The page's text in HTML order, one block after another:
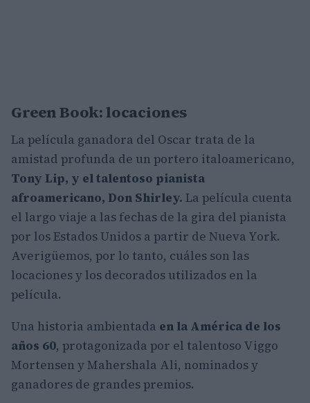
Green Book: locaciones
La película ganadora del Oscar trata de la
amistad profunda de un portero italoamericano,
Tony Lip, y el talentoso pianista
afroamericano, Don Shirley. La película cuenta
el largo viaje a las fechas de la gira del pianista
por los Estados Unidos a partir de Nueva York.
Averigüemos, por lo tanto, cuáles son las
locaciones y los decorados utilizados en la
película.
Una historia ambientada en la América de los
años 60, protagonizada por el talentoso Viggo
Mortensen y Mahershala Ali, nominados y
ganadores de grandes premios.